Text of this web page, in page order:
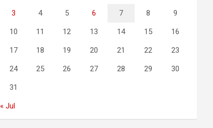
3 4 5 6 7 8 9
10 11 12 13 14 15 16
17 18 19 20 21 22 23
24 25 26 27 28 29 30
31
« Jul